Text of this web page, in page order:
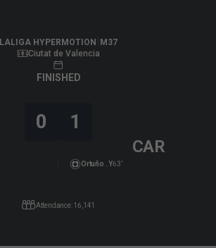
LALIGA HYPERMOTION
M37
Ciutat de Valencia
FINISHED
0 1
CAR
63’
Ortuño . Y
Attendance: 16,141